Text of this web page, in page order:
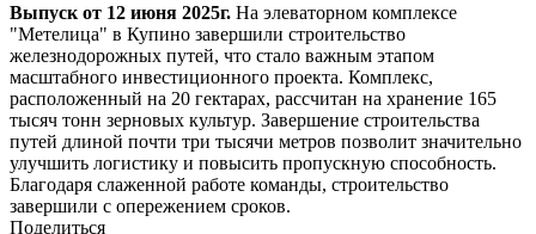
Выпуск от 12 июня 2025г. На элеваторном комплексе
"Метелица" в Купино завершили строительство
железнодорожных путей, что стало важным этапом
масштабного инвестиционного проекта. Комплекс,
расположенный на 20 гектарах, рассчитан на хранение 165
тысяч тонн зерновых культур. Завершение строительства
путей длиной почти три тысячи метров позволит значительно
улучшить логистику и повысить пропускную способность.
Благодаря слаженной работе команды, строительство
завершили с опережением сроков.
Поделиться